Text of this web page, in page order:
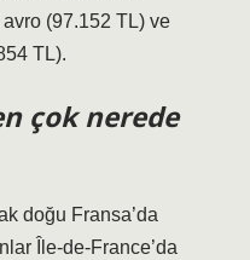
(97.152 TL) ve
TL).
çok nerede
doğu Fransa’da
Île-de-France’da